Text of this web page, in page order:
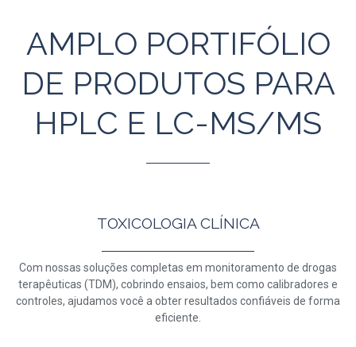
AMPLO PORTIFÓLIO
DE PRODUTOS PARA
HPLC E LC-MS/MS
TOXICOLOGIA CLÍNICA
Com nossas soluções completas em monitoramento de drogas
terapêuticas (TDM), cobrindo ensaios, bem como calibradores e
controles, ajudamos você a obter resultados confiáveis de forma
eficiente.